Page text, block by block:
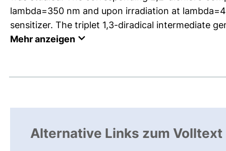
lambda=350 nm and upon irradiation at
sensitizer. The triplet 1,3-diradical intermediate
Mehr anzeigen
Alternative Links zum Volltext